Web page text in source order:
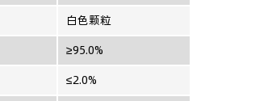
白色颗粒
≥95.0%
≤2.0%